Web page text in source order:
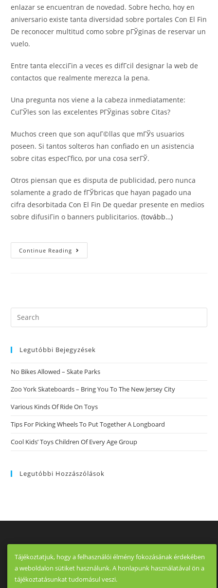
enlazar se encuentran de novedad. Sobre hecho, hoy en
aniversario existe tanta diversidad sobre portales Con El Fin
De reconocer multitud como sobre pГЎginas de reservar un
vuelo.
Entre tanta elecciГіn a veces es difГ­cil designar la web de
contactos que realmente merezca la pena.
Una pregunta nos viene a la cabeza inmediatamente:
CuГЎles son las excelentes PГЎginas sobre Citas?
Muchos creen que son aquГ©llas que mГЎs usuarios
poseen. Si tantos solteros han confiado en un asistencia
sobre citas especГ­fico, por una cosa serГЎ.
Otros piensan que es disputa de publicidad, pero nunca
solamente a grado de fГЎbricas que hayan pagado una
cifra desorbitada Con El Fin De quedar presente en medios
sobre difusiГіn o banners publicitarios.(tovább…)
Continue Reading Ni
Tinder
Citas
Search
this
Legutóbbi Bejegyzések
No Bikes Allowed – Skate Parks
Zoo York Skateboards – Bring You To The New Jersey City
Various Kinds Of Ride On Toys
Tips For Picking Wheels To Put Together A Longboard
Cool Kids’ Toys Children Of Every Age Group
Legutóbbi Hozzászólások
Tájékoztatjuk, hogy a felhasználói élmény fokozásának érdekében
a weboldalon sütiket használunk. A honlapunk használatával ön a
tájékoztatásunkat tudomásul veszi.